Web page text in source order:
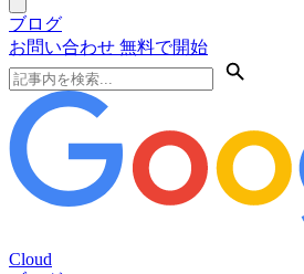
ブログ
お問い合わせ 無料で開始
Cloud